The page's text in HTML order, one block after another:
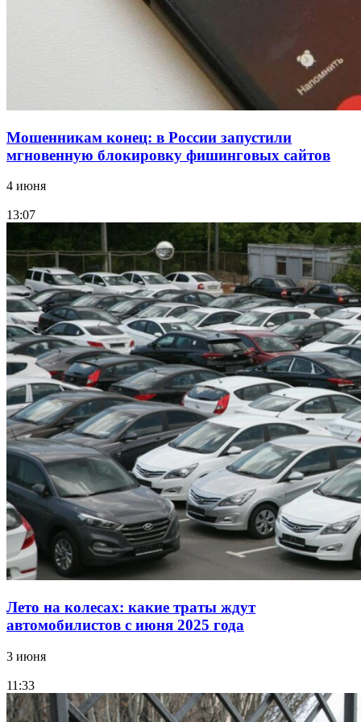
Мошенникам конец: в России запустили
мгновенную блокировку фишинговых сайтов
4 июня
13:07
Лето на колесах: какие траты ждут
автомобилистов с июня 2025 года
3 июня
11:33